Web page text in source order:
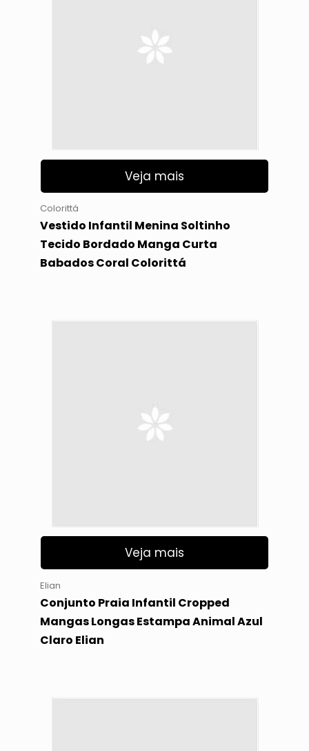
Veja mais
Colorittá
Vestido Infantil Menina Soltinho
Tecido Bordado Manga Curta
Babados Coral Colorittá
Veja mais
Elian
Conjunto Praia Infantil Cropped
Mangas Longas Estampa Animal Azul
Claro Elian